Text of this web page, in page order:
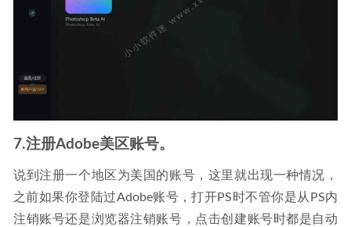
7.注册Adobe美区账号。
说到注册一个地区为美国的账号，这里就出现一种情况，
之前如果你登陆过Adobe账号，打开PS时不管你是从PS内
注销账号还是浏览器注销账号，点击创建账号时都是自动